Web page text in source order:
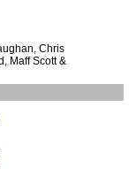
Chris
Maff Scott &